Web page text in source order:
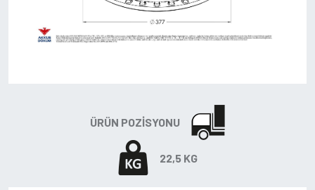
ÜRÜN POZISYONU
22,5 KG